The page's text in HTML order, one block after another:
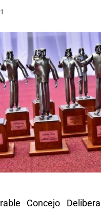
Concejo